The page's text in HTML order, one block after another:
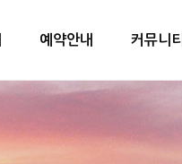
예약안내 커뮤니티